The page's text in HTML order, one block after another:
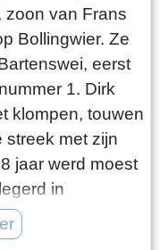
zoon van Frans
Bollingwier. Ze
eerst
1. Dirk
klompen, touwen
streek met zijn
jaar werd moest
in
9de
was afgelopen